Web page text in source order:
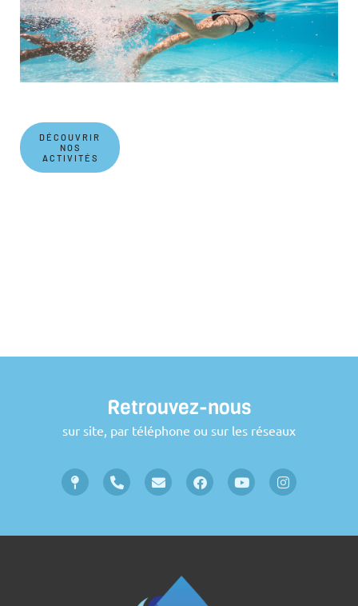
DÉCOUVRIR
NOS
ACTIVITÉS
Retrouvez-nous
sur site, par téléphone ou sur les réseaux